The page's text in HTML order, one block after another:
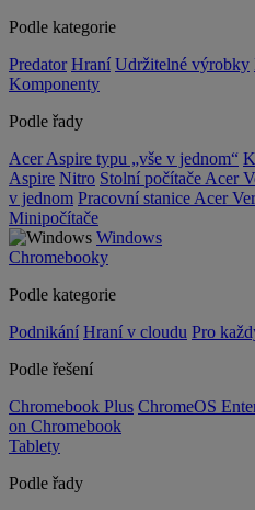
Podle kategorie
Predator Hraní Udržitelné výrobky
Komponenty
Podle řady
Acer Aspire typu „vše v jednom“
Aspire Nitro Stolní počítače Acer
v jednom Pracovní stanice Acer
Minipočítače
Windows
Chromebooky
Podle kategorie
Podnikání Hraní v cloudu Pro
Podle řešení
Chromebook Plus ChromeOS
on Chromebook
Tablety
Podle řady